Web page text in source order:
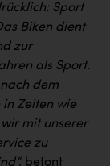
Sport
Biken dient
zur
als Sport.
dem
Zeiten wie
mit unserer
zu
betont